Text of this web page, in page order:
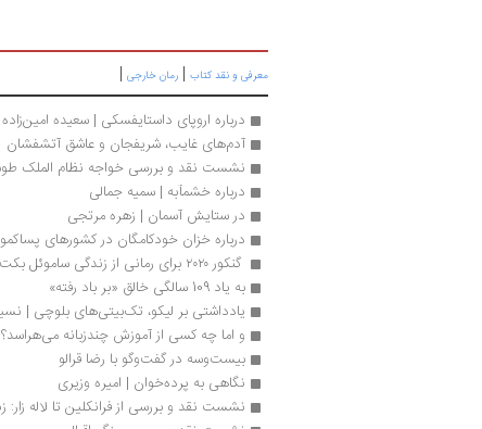
معرفی و نقد کتاب | رمان خارجی |
درباره اروپای داستایفسکی | سعیده امین‌زاده
آدم‌های غایب، شریفجان و عاشق آتشفشان
نشست نقد و بررسی خواجه نظام الملک
درباره خشمآبه | سمیه جمالی
در ستایش آسمان | زهره مرتجی
درباره خزان خودکامگان در کشورهای
گنکور ۲۰۲۰ برای رمانی از زندگی ساموئل بکت
به یاد 109 سالگی خالق «بر باد رفته»
یادداشتی بر لیکو، تک‌بیتی‌های بلوچی |
و اما چه کسی از آموزش چندزبانه
بیست‌وسه در گفت‌وگو با رضا قرالو
نگاهی به پرده‌خوان | امیره وزیری
نشست نقد و بررسی از فرانکلین تا لاله